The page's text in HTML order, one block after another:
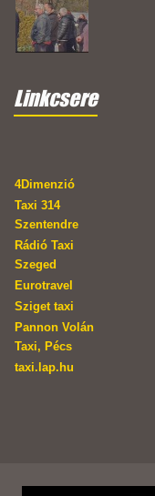
Linkcsere
4Dimenzió
Taxi 314
Szentendre
Rádió Taxi
Szeged
Eurotravel
Sziget taxi
Pannon Volán
Taxi, Pécs
taxi.lap.hu